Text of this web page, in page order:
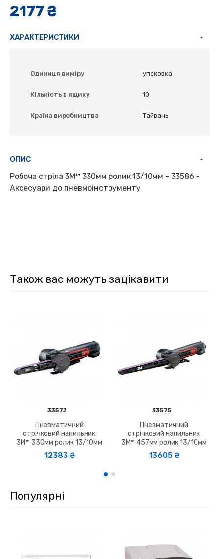
2177 ₴
ХАРАКТЕРИСТИКИ
Одиниця виміру упаковка
Кількість в ящику 10
Країна виробництва Тайвань
ОПИС
Робоча стріла 3M™ 330мм ролик 13/10мм - 33586 -
Аксесуари до пневмоінструменту
Також вас можуть зацікавити
33573
Пневматичний
стрічковий напильник
3M™ 330мм ролик 13/10мм
12383 ₴
33575
Пневматичний
стрічковий напильник
3M™ 457мм ролик 13/10мм
13605 ₴
Популярні